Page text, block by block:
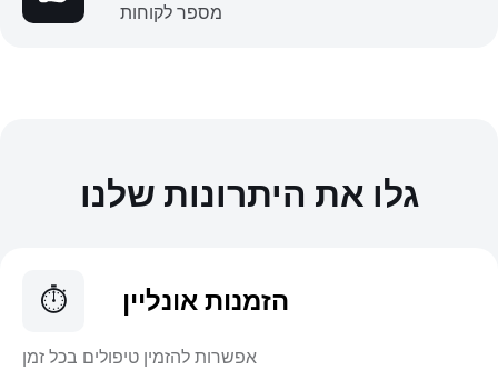
מספר לקוחות
גלו את היתרונות שלנו
⏱️ הזמנות אונליין
אפשרות להזמין טיפולים בכל זמן